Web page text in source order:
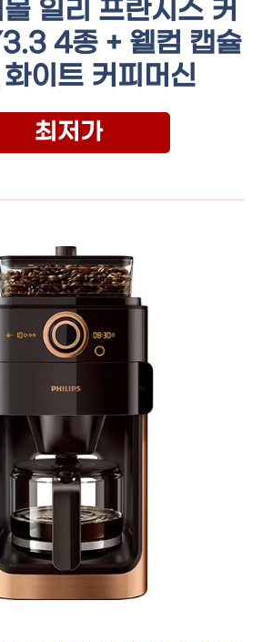
일리 프란시스 커
4종 + 웰컴 캡슐
이트 커피머신
최저가